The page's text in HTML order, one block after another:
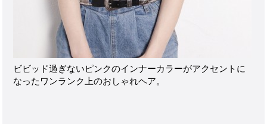
ビビッド過ぎないピンクのインナーカラーがアクセントに
なったワンランク上のおしゃれヘア。